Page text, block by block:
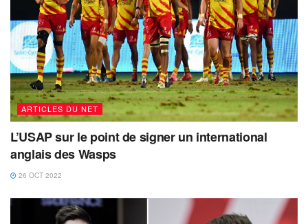
ARTICLES DU NET
L’USAP sur le point de signer un international
anglais des Wasps
26 OCT 2022